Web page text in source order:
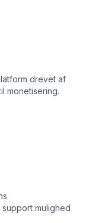
drevet af
monetisering.
mulighed